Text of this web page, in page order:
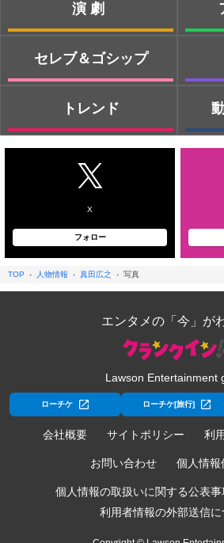
演劇
セレブ＆ゴシップ
トレンド
X
フォロー
TOP 人物情報 真田広之 写真
エンタメの「今」が
Lawson Entertainment
ローチケ ローチケ[旅行]
会社概要 サイトポリシー 利
お問い合わせ 個人情報
個人情報の取扱いに関する公表
利用者情報の外部送信に